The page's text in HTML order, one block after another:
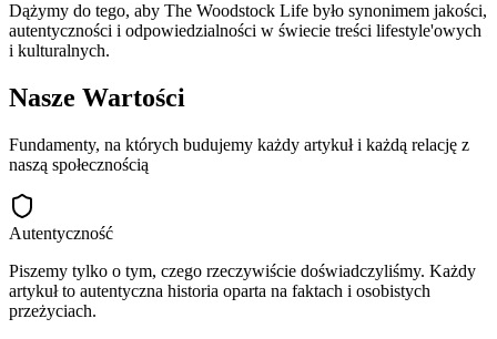
Dążymy do tego, aby The Woodstock Life było synonimem jakości,
autentyczności i odpowiedzialności w świecie treści lifestyle'owych
i kulturalnych.
Nasze Wartości
Fundamenty, na których budujemy każdy artykuł i każdą relację z
naszą społecznością
Autentyczność
Piszemy tylko o tym, czego rzeczywiście doświadczyliśmy. Każdy
artykuł to autentyczna historia oparta na faktach i osobistych
przeżyciach.